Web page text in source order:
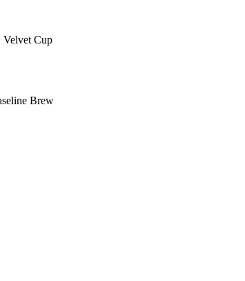
Velvet Cup
Brew